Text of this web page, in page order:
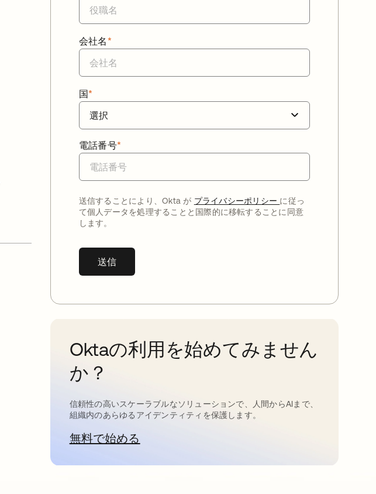
*
会社名
*
国
*
電話番号
送信することにより、Okta が プライバシーポリシー に従っ
て個人データを処理することと国際的に移転することに同意
します。
送信
Oktaの利用を始めてみません
か？
信頼性の高いスケーラブルなソリューションで、人間からAIまで、
組織内のあらゆるアイデンティティを保護します。
無料で始める新しいタブで開く